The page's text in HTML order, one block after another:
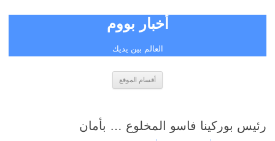
أخبار بووم
العالم بين يديك
أقسام الموقع
رئيس بوركينا فاسو المخلوع … بأمان